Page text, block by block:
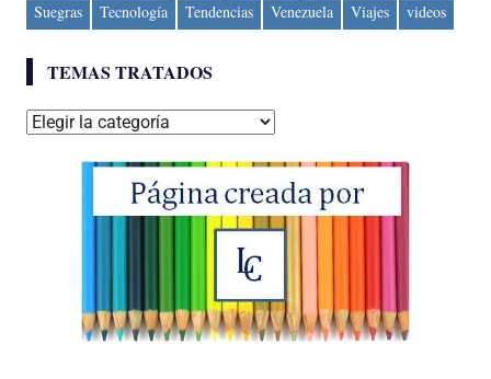
Suegras
Tecnología Tendencias Venezuela Viajes videos
TEMAS TRATADOS
Temas